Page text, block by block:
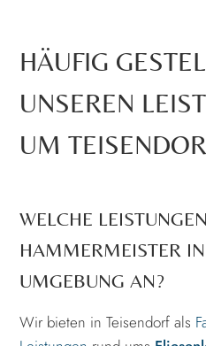
HÄUFIG
UNSEREN
UM
WELCHE
HAMMERMEISTER
UMGEBUNG AN?
Wir bieten in Teisendorf als